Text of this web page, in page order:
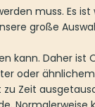
muss. Es
große
kann. Daher ist
oder
Zeit